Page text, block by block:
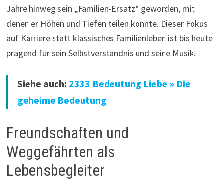
Jahre hinweg sein „Familien-Ersatz“ geworden, mit
denen er Höhen und Tiefen teilen konnte. Dieser Fokus
auf Karriere statt klassisches Familienleben ist bis heute
prägend für sein Selbstverständnis und seine Musik.
Siehe auch: 2333 Bedeutung Liebe » Die
geheime Bedeutung
Freundschaften und
Weggefährten als
Lebensbegleiter